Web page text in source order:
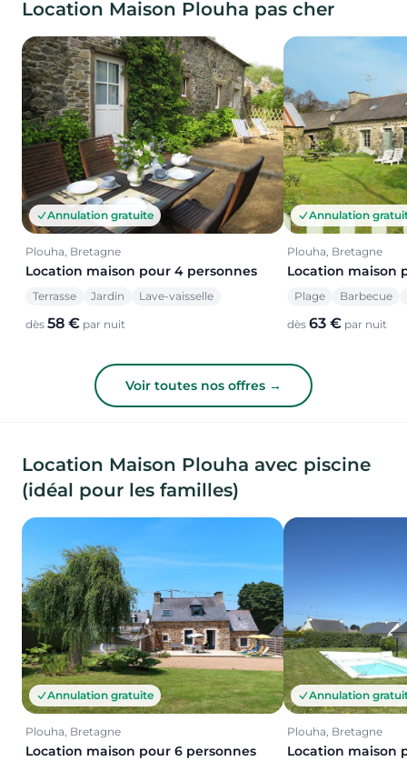
Location Maison Plouha pas cher
Annulation gratuite
Plouha, Bretagne
Location maison pour 4 personnes
Terrasse Jardin Lave-vaisselle
dès 58 € par nuit
Annulation
Plouha, Bretagne
Location maison
Plage Barbecue
dès 63 € par nuit
Voir toutes nos offres →
Location Maison Plouha avec piscine
(idéal pour les familles)
Annulation gratuite
Plouha, Bretagne
Location maison pour 6 personnes
Annulation
Plouha, Bretagne
Location maison